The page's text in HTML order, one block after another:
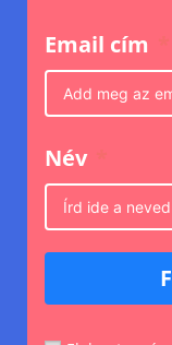
Email cím
Név